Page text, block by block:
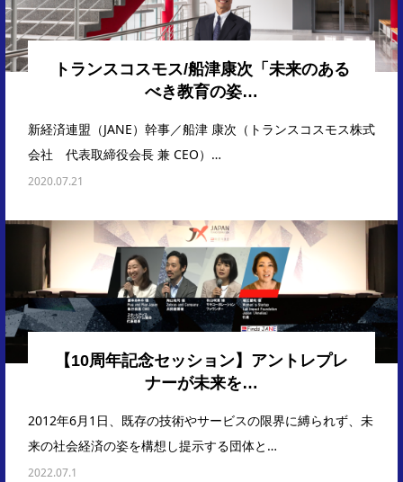
トランスコスモス/船津康次「未来のある
べき教育の姿…
新経済連盟（JANE）幹事／船津 康次（トランスコスモス株式
会社 代表取締役会長 兼 CEO）…
2020.07.21
【10周年記念セッション】アントレプレ
ナーが未来を…
2012年6月1日、既存の技術やサービスの限界に縛られず、未
来の社会経済の姿を構想し提示する団体と…
2022.07.1